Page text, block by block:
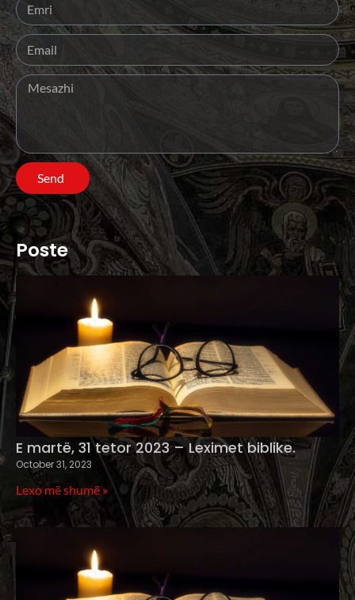
Send
Poste
E martë, 31 tetor 2023 – Leximet biblike.
October 31, 2023
Lexo më shumë »